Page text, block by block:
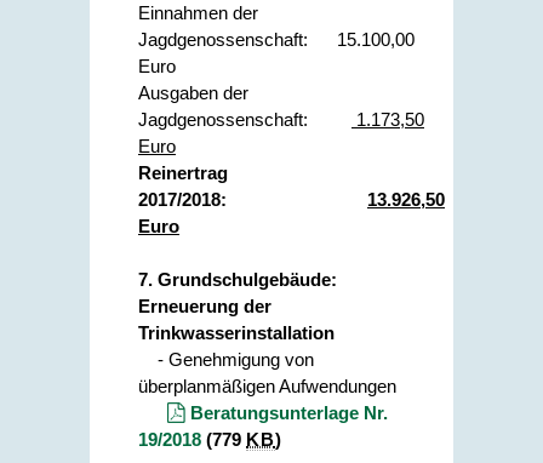
Einnahmen der
Jagdgenossenschaft: 15.100,00
Euro
Ausgaben der
Jagdgenossenschaft:
1.173,50
Euro
Reinertrag
2017/2018: 13.926,50
Euro
7. Grundschulgebäude:
Erneuerung der
Trinkwasserinstallation
- Genehmigung von
überplanmäßigen Aufwendungen
Beratungsunterlage Nr.
19/2018 (779 KB)